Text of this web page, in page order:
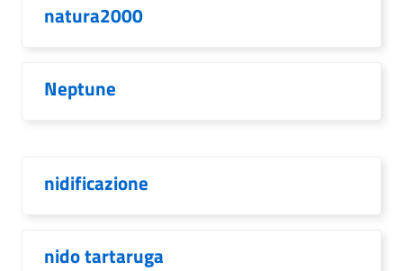
natura2000
Neptune
nidificazione
nido tartaruga